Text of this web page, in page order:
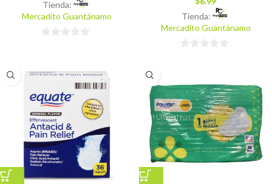
Tienda:
Mercadito Guantánamo
5
Tienda:
Mercadito Guantánamo
5